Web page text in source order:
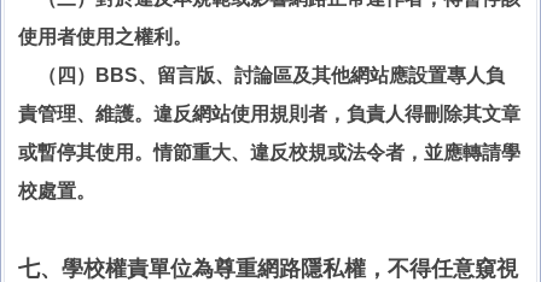
使用者使用之權利。
（四）BBS、留言版、討論區及其他網站應設置專人負
責管理、維護。違反網站使用規則者，負責人得刪除其文章
或暫停其使用。情節重大、違反校規或法令者，並應轉請學
校處置。
七、學校權責單位為尊重網路隱私權，不得任意窺視